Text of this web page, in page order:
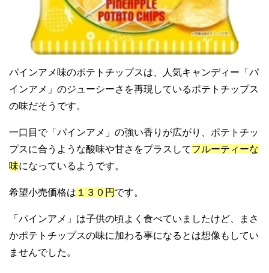
パインアメ味のポテトチップスは、人気キャンディー「パ
インアメ」のジューシーさを再現しているポテトチップス
の味だそうです。
一口目で「パインアメ」の強い香りが広がり、ポテトチッ
プスに合うような酸味や甘さをプラスしてフルーティーな
味になっているようです。
希望小売価格は １３０円 です。
「パインアメ」は子供の頃よく食べていましたけど、まさ
かポテトチップスの味に加わる事になるとは想像もしてい
ませんでした。